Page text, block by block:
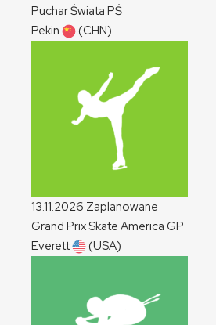
Puchar Świata PŚ
Pekin
(CHN)
13.11.2026 Zaplanowane
Grand Prix Skate America GP
Everett
(USA)